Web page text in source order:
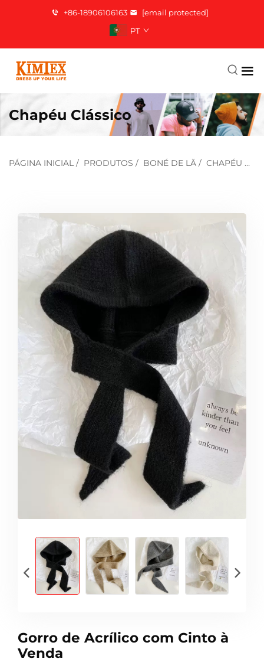
+86-18906106163
[email protected]
PT
Chapéu Clássico
PÁGINA INICIAL / PRODUTOS / BONÉ DE LÃ / CHAPÉU CLÁSSICO
Gorro de Acrílico com Cinto à
Venda